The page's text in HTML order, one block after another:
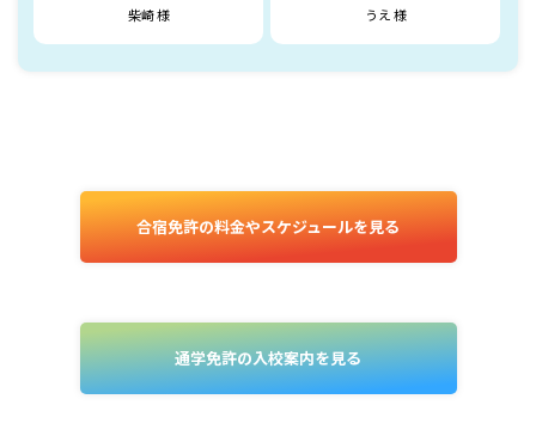
柴崎 様 うえ 様
合宿免許の料金やスケジュールを見る
通学免許の入校案内を見る